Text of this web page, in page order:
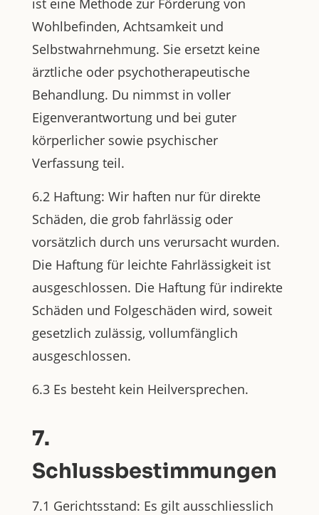
ist eine Methode zur Förderung von
Wohlbefinden, Achtsamkeit und
Selbstwahrnehmung. Sie ersetzt keine
ärztliche oder psychotherapeutische
Behandlung. Du nimmst in voller
Eigenverantwortung und bei guter
körperlicher sowie psychischer
Verfassung teil.
6.2 Haftung: Wir haften nur für direkte
Schäden, die grob fahrlässig oder
vorsätzlich durch uns verursacht wurden.
Die Haftung für leichte Fahrlässigkeit ist
ausgeschlossen. Die Haftung für indirekte
Schäden und Folgeschäden wird, soweit
gesetzlich zulässig, vollumfänglich
ausgeschlossen.
6.3 Es besteht kein Heilversprechen.
7.
Schlussbestimmungen
7.1 Gerichtsstand: Es gilt ausschliesslich